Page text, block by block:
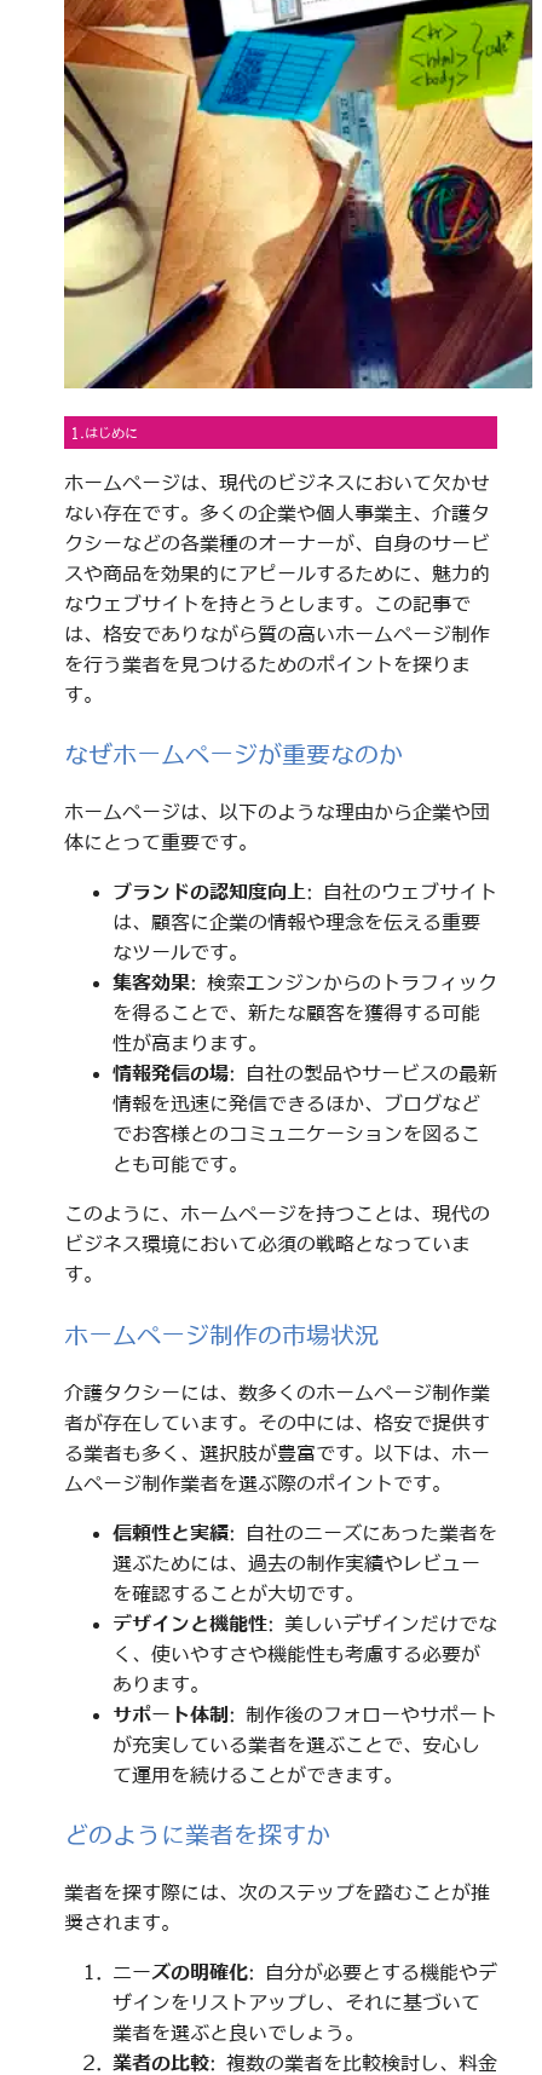
1.はじめに
ホームページは、現代のビジネスにおいて欠かせ
ない存在です。多くの企業や個人事業主、介護タ
クシーなどの各業種のオーナーが、自身のサービ
スや商品を効果的にアピールするために、魅力的
なウェブサイトを持とうとします。この記事で
は、格安でありながら質の高いホームページ制作
を行う業者を見つけるためのポイントを探りま
す。
なぜホームページが重要なのか
ホームページは、以下のような理由から企業や団
体にとって重要です。
ブランドの認知度向上: 自社のウェブサイト
は、顧客に企業の情報や理念を伝える重要
なツールです。
集客効果: 検索エンジンからのトラフィック
を得ることで、新たな顧客を獲得する可能
性が高まります。
情報発信の場: 自社の製品やサービスの最新
情報を迅速に発信できるほか、ブログなど
でお客様とのコミュニケーションを図るこ
とも可能です。
このように、ホームページを持つことは、現代の
ビジネス環境において必須の戦略となっていま
す。
ホームページ制作の市場状況
介護タクシーには、数多くのホームページ制作業
者が存在しています。その中には、格安で提供す
る業者も多く、選択肢が豊富です。以下は、ホー
ムページ制作業者を選ぶ際のポイントです。
信頼性と実績: 自社のニーズにあった業者を
選ぶためには、過去の制作実績やレビュー
を確認することが大切です。
デザインと機能性: 美しいデザインだけでな
く、使いやすさや機能性も考慮する必要が
あります。
サポート体制 : 制作後のフォローやサポート
が充実している業者を選ぶことで、安心し
て運用を続けることができます。
どのように業者を探すか
業者を探す際には、次のステップを踏むことが推
奨されます。
ニーズの明確化: 自分が必要とする機能やデ
ザインをリストアップし、それに基づいて
業者を選ぶと良いでしょう。
業者の比較: 複数の業者を比較検討し、料金